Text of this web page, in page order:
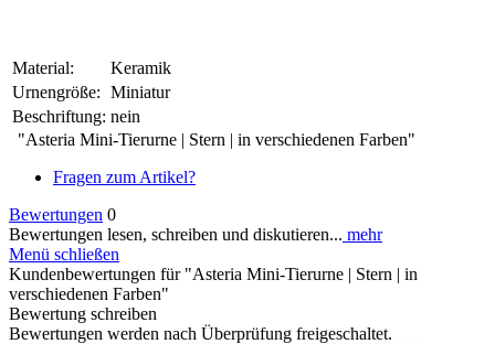
Material:
Keramik
Urnengröße: Miniatur
Beschriftung: nein
"Asteria Mini-Tierurne | Stern | in verschiedenen Farben"
Fragen zum Artikel?
Bewertungen 0
Bewertungen lesen, schreiben und diskutieren... mehr
Menü schließen
Kundenbewertungen für "Asteria Mini-Tierurne | Stern | in
verschiedenen Farben"
Bewertung schreiben
Bewertungen werden nach Überprüfung freigeschaltet.